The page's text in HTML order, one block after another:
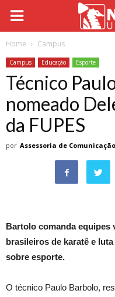
Home Campus
Campus Educação Esporte
Técnico
nomeado
da FUPES
por Assessoria de Comunicação
Bartolo comanda equipes
brasileiros de karatê e
sobre esporte.
O técnico Paulo Barbolo,